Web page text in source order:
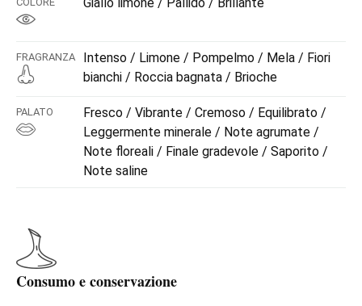
FRAGRANZA
Intenso / Limone / Pompelmo / Mela / Fiori
bianchi / Roccia bagnata / Brioche
PALATO
Fresco / Vibrante / Cremoso / Equilibrato /
Leggermente minerale / Note agrumate /
Note floreali / Finale gradevole / Saporito /
Note saline
Consumo e conservazione